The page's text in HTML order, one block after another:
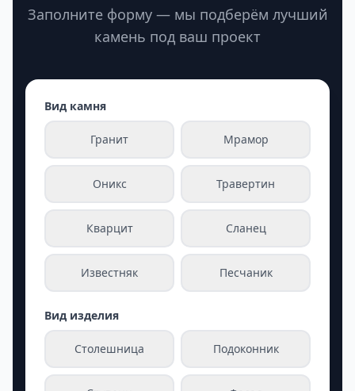
Заполните форму — мы подберём лучший
камень под ваш проект
Вид камня
Гранит Мрамор
Оникс Травертин
Кварцит Сланец
Известняк Песчаник
Вид изделия
Столешница Подоконник